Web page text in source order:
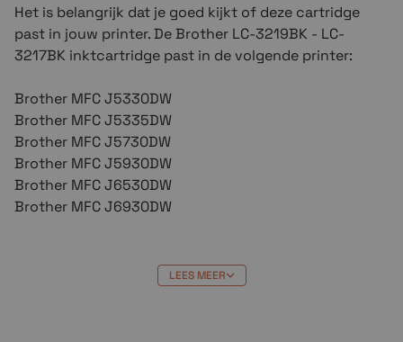
Het is belangrijk dat je goed kijkt of deze cartridge
past in jouw printer. De Brother LC-3219BK - LC-
3217BK inktcartridge past in de volgende printer:
Brother MFC J5330DW
Brother MFC J5335DW
Brother MFC J5730DW
Brother MFC J5930DW
Brother MFC J6530DW
Brother MFC J6930DW
LC-3219BK - LC-3217BKcompatible inktcartridge
LEES MEER